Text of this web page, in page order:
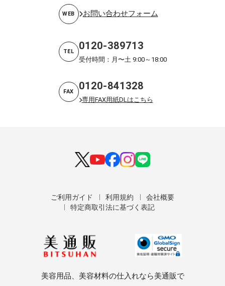
WEB お問い合わせフォーム
TEL 0120-389713
受付時間：月〜土 9:00～18:00
FAX 0120-841328
専用FAX用紙DLはこちら
ご利用ガイド 利用規約
会社概要
特定商取引法に基づく表記
美容用品、美容材料の仕入れなら美通販で